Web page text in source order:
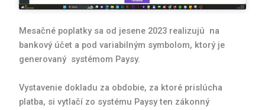
Mesačné poplatky sa od jesene 2023 realizujú na
bankový účet a pod variabilným symbolom, ktorý je
generovaný systémom Paysy.
Vystavenie dokladu za obdobie, za ktoré prislúcha
platba, si vytlačí zo systému Paysy ten zákonný